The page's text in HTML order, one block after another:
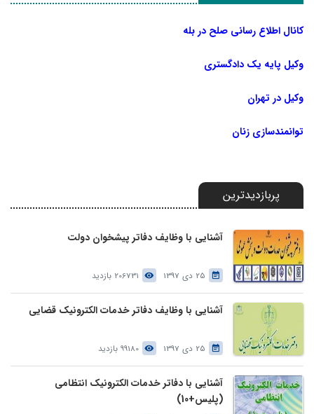
کانال اطلاع رسانی صلح در بله
وکیل پایه یک دادگستری
وکیل در تهران
توانمندسازی زنان
پربازدیدترین
آشنایی با وظایف دفاتر پیشخوان دولت
25 دی 1397 206731 بازدید
آشنایی با وظایف دفاتر خدمات الکترونیک قضایی
25 دی 1397 99180 بازدید
آشنایی با دفاتر خدمات الکترونیک انتظامی
(پلیس+10)